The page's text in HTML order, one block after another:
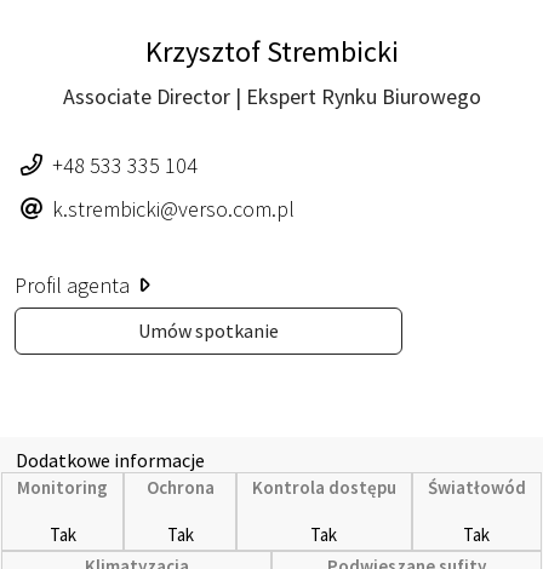
Krzysztof Strembicki
Associate Director | Ekspert Rynku Biurowego
+48 533 335 104
k.strembicki@verso.com.pl
Profil agenta
Umów spotkanie
Dodatkowe informacje
Monitoring
Tak
Ochrona
Tak
Kontrola dostępu
Tak
Światłowód
Tak